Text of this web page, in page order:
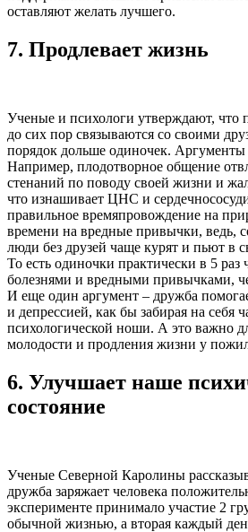
оставляют желать лучшего.
7. Продлевает жизнь
Ученые и психологи утверждают,
до сих пор связываются со своими
порядок дольше одиночек.
Например, плодотворное общение
стенаний по поводу своей жизни и
что изнашивает ЦНС и
правильное времяпровождение на
времени на вредные привычки, ведь,
люди без друзей чаще курят и пьют в
То есть одиночки практически в 5 раз
болезнями и вредными привычками,
И еще один аргумент – дружба
и депрессией, как бы забирая на себя
психологической ноши. А это важно
молодости и продления жизни у
6. Улучшает наше
состояние
Ученые Северной Каролины
дружба заряжает человека
эксперименте принимало участие 2
обычной жизнью, а вторая каждый